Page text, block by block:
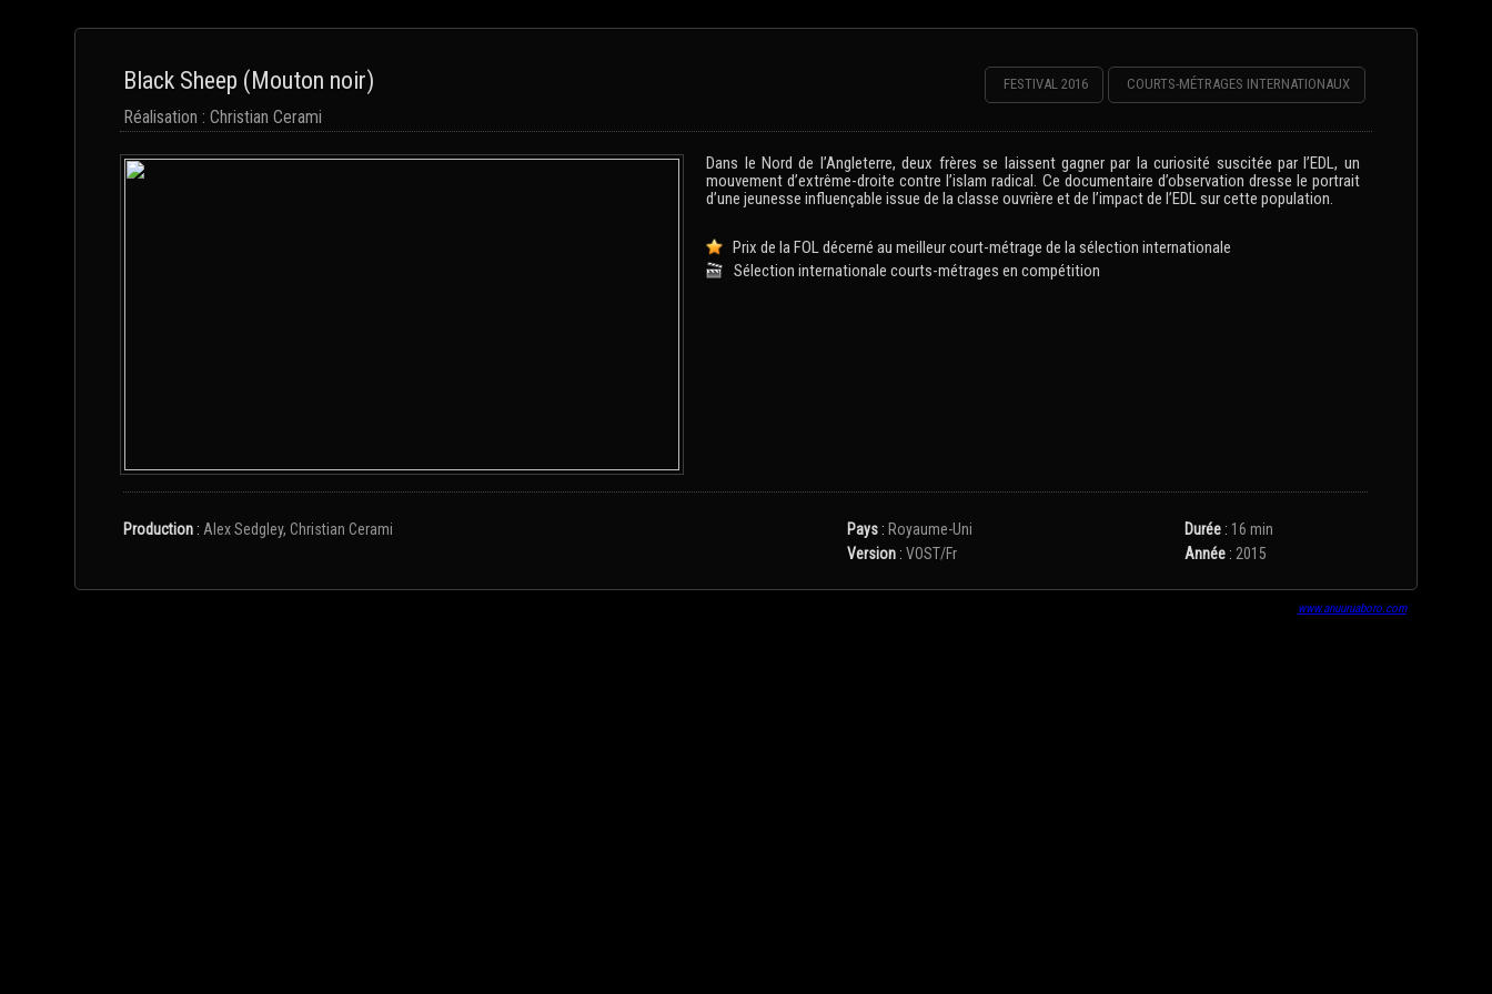
Black Sheep (Mouton noir)
Réalisation : Christian Cerami
COURTS-MÉTRAGES INTERNATIONAUX
FESTIVAL 2016
Dans le Nord de l’Angleterre, deux frères se laissent gagner par la curiosité suscitée par l’EDL, un
mouvement d’extrême-droite contre l’islam radical. Ce documentaire d’observation dresse le portrait
d’une jeunesse influençable issue de la classe ouvrière et de l’impact de l’EDL sur cette population.
Prix de la FOL décerné au meilleur court-métrage de la sélection internationale
Sélection internationale courts-métrages en compétition
Production : Alex Sedgley, Christian Cerami Pays : Royaume-Uni Durée : 16 min
Version :VOST/Fr Année : 2015
www.anuuruaboro.com